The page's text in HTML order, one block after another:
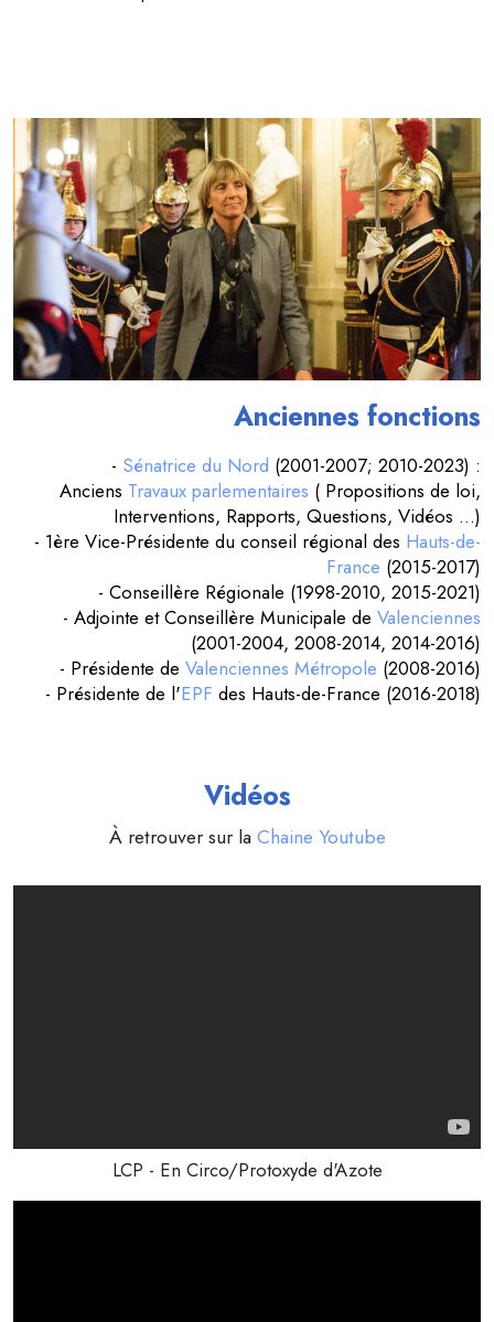
Anciennes fonctions
- Sénatrice du Nord (2001-2007; 2010-2023) :
Anciens Travaux parlementaires ( Propositions de loi,
Interventions, Rapports, Questions, Vidéos ...)
- 1ère Vice-Présidente du conseil régional des Hauts-de-
France (2015-2017)
- Conseillère Régionale (1998-2010, 2015-2021)
- Adjointe et Conseillère Municipale de Valenciennes
(2001-2004, 2008-2014, 2014-2016)
- Présidente de Valenciennes Métropole (2008-2016)
- Présidente de l'EPF des Hauts-de-France (2016-2018)
Vidéos
À retrouver sur laChaine Youtube
LCP - En Circo/Protoxyde d'Azote